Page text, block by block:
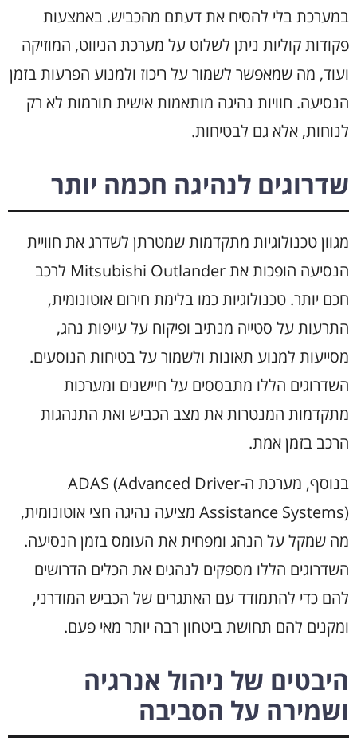
במערכת בלי להסיח את דעתם מהכביש. באמצעות
פקודות קוליות ניתן לשלוט על מערכת הניווט, המוזיקה
ועוד, מה שמאפשר לשמור על ריכוז ולמנוע הפרעות בזמן
הנסיעה. חוויות נהיגה מותאמות אישית תורמות לא רק
לנוחות, אלא גם לבטיחות.
שדרוגים לנהיגה חכמה יותר
מגוון טכנולוגיות מתקדמות שמטרתן לשדרג את חוויית
הנסיעה הופכות את Mitsubishi Outlander לרכב
חכם יותר. טכנולוגיות כמו בלימת חירום אוטונומית,
התרעות על סטייה מנתיב ופיקוח על עייפות נהג,
מסייעות למנוע תאונות ולשמור על בטיחות הנוסעים.
השדרוגים הללו מתבססים על חיישנים ומערכות
מתקדמות המנטרות את מצב הכביש ואת התנהגות
הרכב בזמן אמת.
בנוסף, מערכת ה-ADAS (Advanced Driver
Assistance Systems) מציעה נהיגה חצי אוטונומית,
מה שמקל על הנהג ומפחית את העומס בזמן הנסיעה.
השדרוגים הללו מספקים לנהגים את הכלים הדרושים
להם כדי להתמודד עם האתגרים של הכביש המודרני,
ומקנים להם תחושת ביטחון רבה יותר מאי פעם.
היבטים של ניהול אנרגיה
ושמירה על הסביבה